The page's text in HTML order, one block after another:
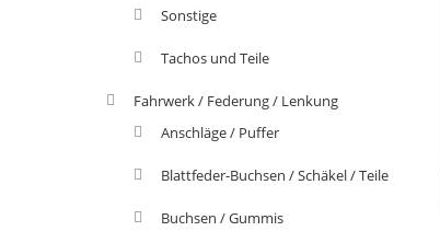
Sonstige
Tachos und Teile
Fahrwerk / Federung / Lenkung
Anschläge / Puffer
Blattfeder-Buchsen / Schäkel / Teile
Buchsen / Gummis